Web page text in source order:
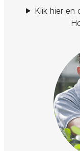
Klik hier en